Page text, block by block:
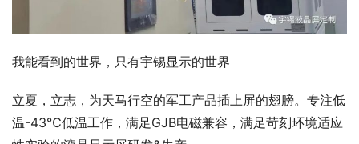
我能看到的世界，只有宇锡显示的世界
立夏，立志，为天马行空的军工产品插上屏的翅膀。专注低
温-43℃低温工作，满足GJB电磁兼容，满足苛刻环境适应